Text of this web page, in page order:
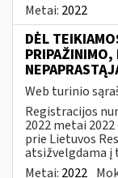
Metai: 2022
DĖL
Web turinio
Registracijos
2022 metai
prie Lietuvos
atsižvelgdama į
Metai: 2022